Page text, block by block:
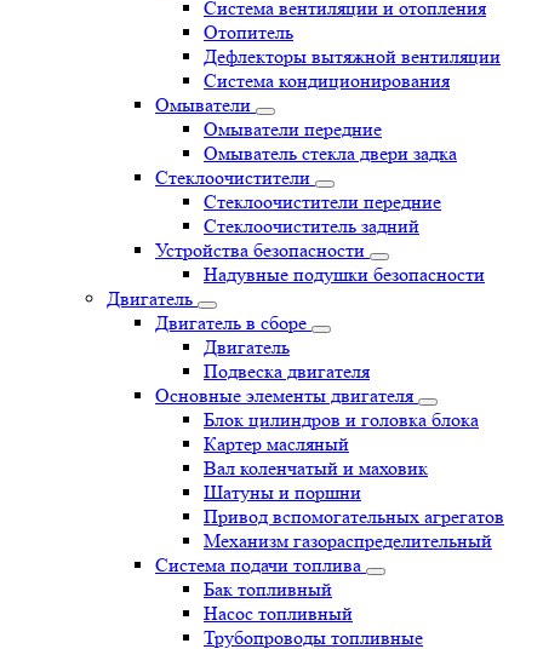
Система вентиляции и отопления
Отопитель
Дефлекторы вытяжной вентиляции
Система кондиционирования
Омыватели
Омыватели передние
Омыватель стекла двери задка
Стеклоочистители
Стеклоочистители передние
Стеклоочиститель задний
Устройства безопасности
Надувные подушки безопасности
Двигатель
Двигатель в сборе
Двигатель
Подвеска двигателя
Основные элементы двигателя
Блок цилиндров и головка блока
Картер масляный
Вал коленчатый и маховик
Шатуны и поршни
Привод вспомогательных агрегатов
Механизм газораспределительный
Система подачи топлива
Бак топливный
Насос топливный
Трубопроводы топливные